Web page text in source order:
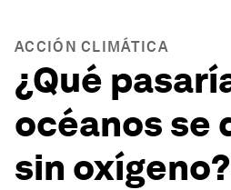
ACCIÓN CLIMÁTICA
¿Qué
océanos se
sin oxígeno?